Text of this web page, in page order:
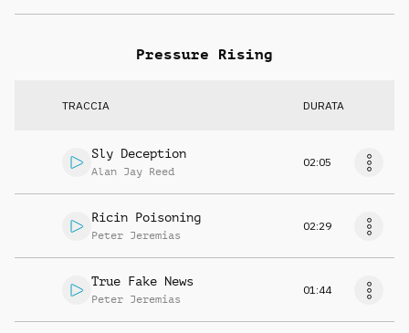
Pressure Rising
TRACCIA DURATA
Sly Deception
Alan Jay Reed
02:05
Ricin Poisoning
Peter Jeremias
02:29
True Fake News
Peter Jeremias
01:44